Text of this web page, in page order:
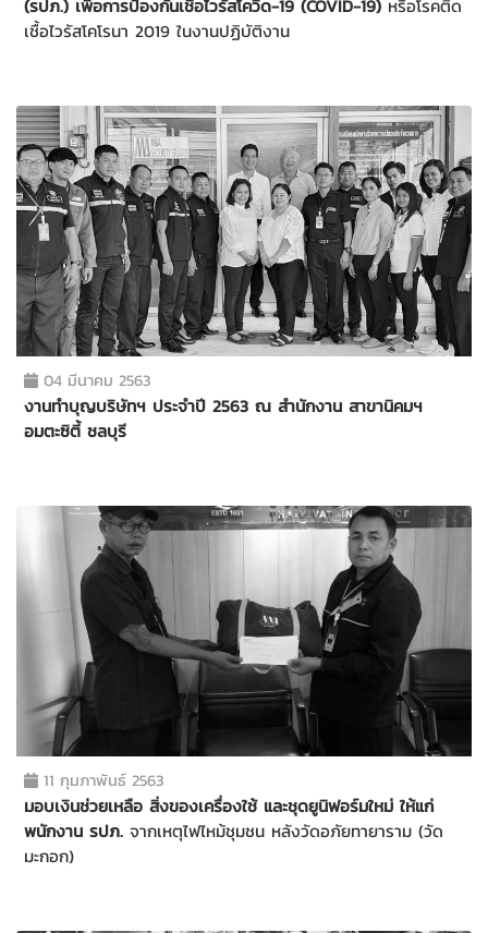
(รปภ.) เพื่อการป้องกันเชื้อไวรัสโควิด-19 (COVID-19) หรือโรคติด
เชื้อไวรัสโคโรนา 2019 ในงานปฏิบัติงาน
04 มีนาคม 2563
งานทำบุญบริษัทฯ ประจำปี 2563 ณ สำนักงาน สาขานิคมฯ
อมตะซิตี้ ชลบุรี
11 กุมภาพันธ์ 2563
มอบเงินช่วยเหลือ สิ่งของเครื่องใช้ และชุดยูนิฟอร์มใหม่ ให้แก่
พนักงาน รปภ. จากเหตุไฟไหม้ชุมชน หลังวัดอภัยทายาราม (วัด
มะกอก)